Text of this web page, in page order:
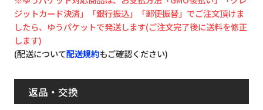
ジットカード決済」「銀行振込」「郵便振替」でご注文頂けま
したら、ゆうパケットで発送します(ご注文完了後に送料を修正
します)
(配送について配送規約もご確認ください)
返品・交換